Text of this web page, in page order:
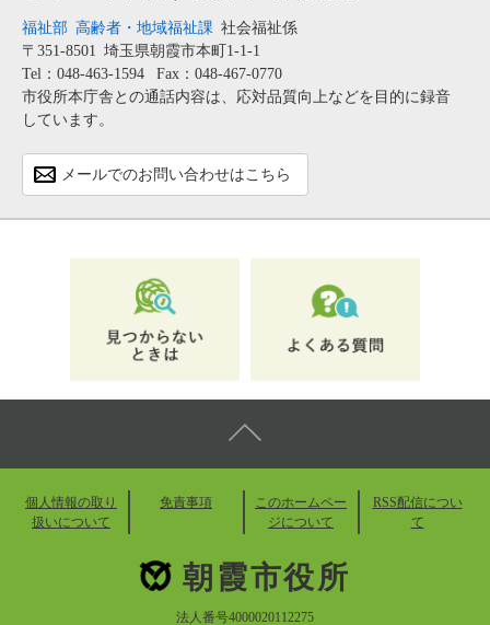
福祉部 高齢者・地域福祉課 社会福祉係
〒351-8501 埼玉県朝霞市本町1-1-1
Tel：048-463-1594
Fax：048-467-0770
市役所本庁舎との通話内容は、応対品質向上などを目的に録音
しています。
メールでのお問い合わせはこちら
個人情報の取り
扱いについて
免責事項
このホームペー
ジについて
RSS配信につい
て
朝霞市役所
法人番号4000020112275